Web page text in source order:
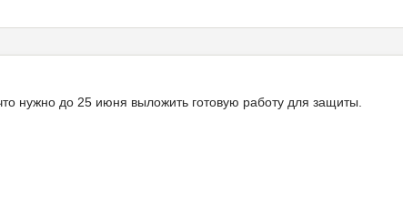
нужно до 25 июня выложить готовую работу для защиты.